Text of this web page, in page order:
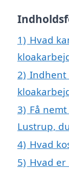
1) Hvad
2) Indhent
3) Få
Lustrup,
4) Hvad
5) Hvad